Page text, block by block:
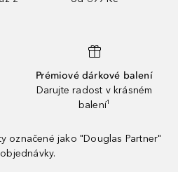
Prémiové dárkové balení
Darujte radost v krásném
balení¹
označené jako "Douglas Partner"